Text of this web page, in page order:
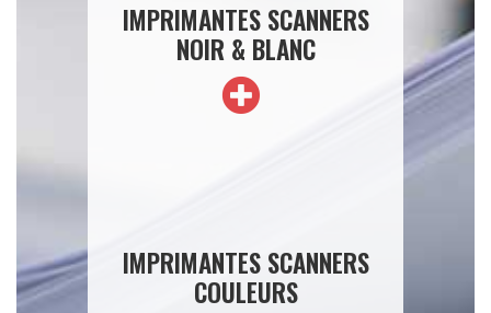
IMPRIMANTES SCANNERS
NOIR & BLANC
IMPRIMANTES SCANNERS
COULEURS